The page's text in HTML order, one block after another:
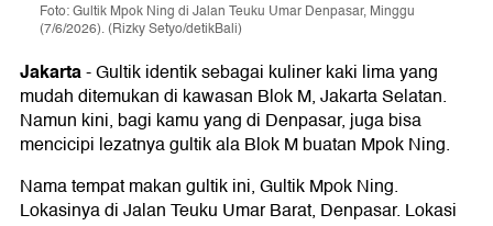
Foto: Gultik Mpok Ning di Jalan Teuku Umar Denpasar, Minggu
(7/6/2026). (Rizky Setyo/detikBali)
Jakarta-Gultik identik sebagai kuliner kaki lima yang
mudah ditemukan di kawasan Blok M, Jakarta Selatan.
Namun kini, bagi kamu yang di Denpasar, juga bisa
mencicipi lezatnya gultik ala Blok M buatan Mpok Ning.
Nama tempat makan gultik ini, Gultik Mpok Ning.
Lokasinya di Jalan Teuku Umar Barat, Denpasar. Lokasi